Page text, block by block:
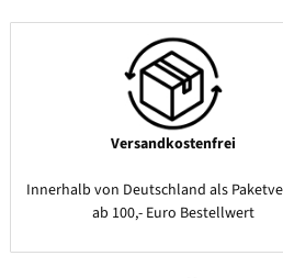
Versandkostenfrei
Innerhalb von Deutschland als
ab 100,- Euro Bestellwert